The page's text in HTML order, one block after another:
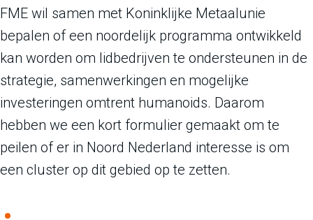
FME wil samen met Koninklijke Metaalunie
bepalen of een noordelijk programma ontwikkeld
kan worden om lidbedrijven te ondersteunen in de
strategie, samenwerkingen en mogelijke
investeringen omtrent humanoids. Daarom
hebben we een kort formulier gemaakt om te
peilen of er in Noord Nederland interesse is om
een cluster op dit gebied op te zetten.